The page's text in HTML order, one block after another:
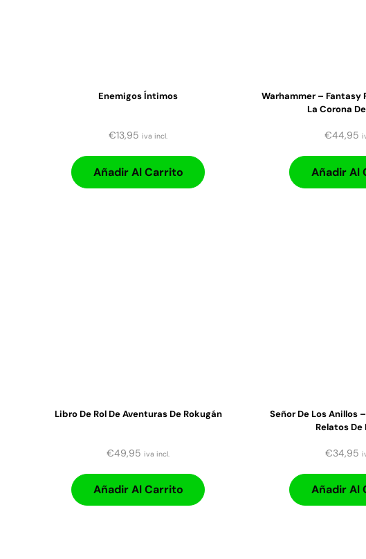
Enemigos Íntimos
€13,95 iva incl.
Añadir Al Carrito
Warhammer – Fantasy
La Corona
€44,95
Añadir Al
Libro De Rol De Aventuras De Rokugán
€49,95 iva incl.
Añadir Al Carrito
Señor De Los Anillos
Relatos De
€34,95
Añadir Al